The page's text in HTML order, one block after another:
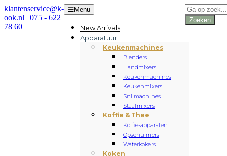
klantenservice@k-
ook.nl | 075 - 622
78 60
Menu
New Arrivals
Apparatuur
Keukenmachines
Blenders
Handmixers
Keukenmachines
Keukenmixers
Snijmachines
Staafmixers
Koffie & Thee
Koffie-apparaten
Opschuimers
Waterkokers
Koken
Producten
zoeken
Zoeken